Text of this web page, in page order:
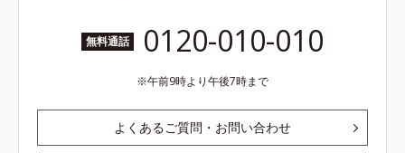
無料通話 0120-010-010
午前9時より午後7時まで
よくあるご質問・お問い合わせ